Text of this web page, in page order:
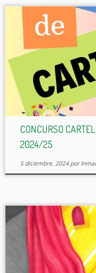
CONCURSO
2024/25
5 diciembre, 2024 por